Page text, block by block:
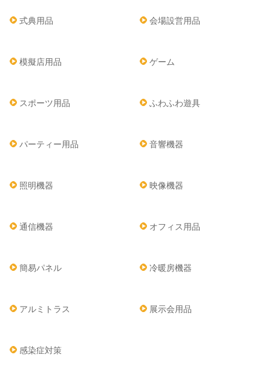
式典用品 会場設営用品
模擬店用品 ゲーム
スポーツ用品 ふわふわ遊具
パーティー用品 音響機器
照明機器 映像機器
通信機器 オフィス用品
簡易パネル 冷暖房機器
アルミトラス 展示会用品
感染症対策